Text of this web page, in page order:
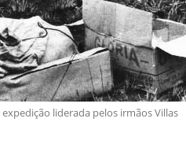
liderada pelos irmãos Villas